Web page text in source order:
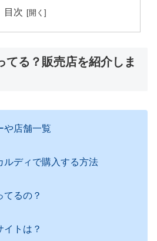
目次
てる？販売店を紹介しま
や店舗一覧
ルディで購入する方法
てるの？
イトは？